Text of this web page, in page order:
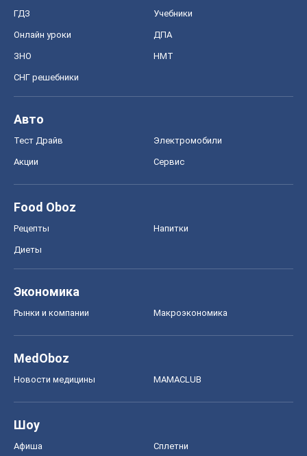
ГДЗ Учебники
Онлайн уроки ДПА
ЗНО НМТ
СНГ решебники
Авто
Тест Драйв Электромобили
Акции Сервис
Food Oboz
Рецепты Напитки
Диеты
Экономика
Рынки и компании Mакроэкономика
MedOboz
Новости медицины MAMACLUB
Шоу
Афиша Сплетни